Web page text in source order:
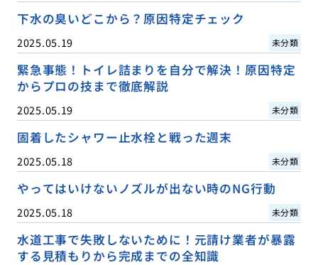
下水の臭いどこから？原因特定チェック
2025.05.19 未分類
緊急事態！トイレ詰まりを自分で解決！原因特定
からプロの技まで徹底解説
2025.05.19 未分類
固着したシャワー止水栓と戦った週末
2025.05.18 未分類
やってはいけないノズルが出ない時のNG行動
2025.05.18 未分類
水道工事で失敗しないために！元請け業者が暴露
する見積もりから完成までの全知識